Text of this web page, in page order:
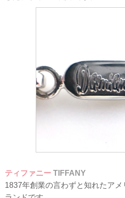
ティファニー TIFFANY
1837年創業の言わずと知れたア